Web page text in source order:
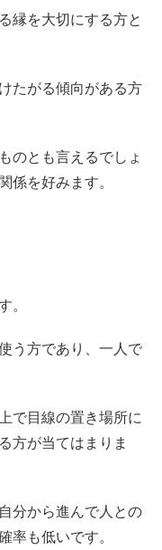
縁を大切にする方と
たがる傾向がある方
のとも言えるでしょ
係を好みます。
。
う方であり、一人で
で目線の置き場所に
方が当てはまりま
分から進んで人との
率も低いです。